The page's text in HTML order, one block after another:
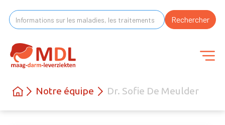
Notre équipe Dr. Sofie De Meulder